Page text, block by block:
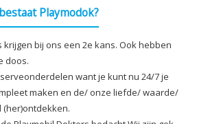
Playmodok?
krijgen bij ons een 2e kans. Ook hebben
doos.
want je kunt nu 24/7 je
maken en de/ onze liefde/ waarde/
(her)ontdekken.